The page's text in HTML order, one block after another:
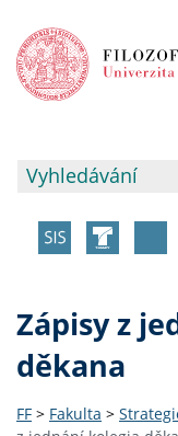
Zápisy z
děkana
FF > Fakulta >